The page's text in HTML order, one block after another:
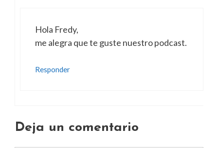
Hola Fredy,
me alegra que te guste nuestro podcast.
Responder
Deja un comentario